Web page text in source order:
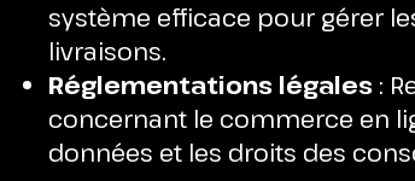
système efficace pour gérer
livraisons.
Réglementations légales :
concernant le commerce en
données et les droits des